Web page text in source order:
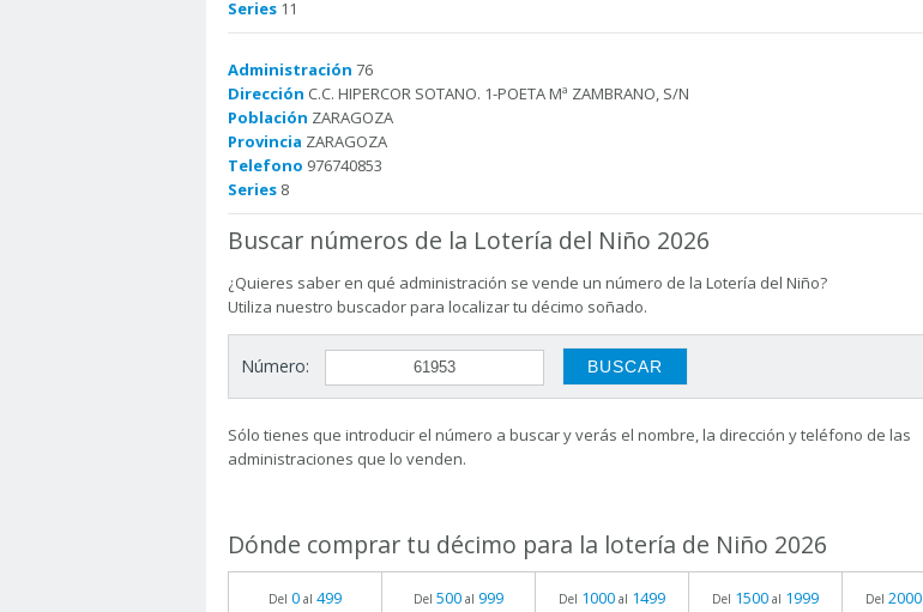
Series 11
Administración 76
Dirección C.C. HIPERCOR SOTANO. 1-POETA Mª ZAMBRANO, S/N
Población ZARAGOZA
Provincia ZARAGOZA
Telefono 976740853
Series 8
Buscar números de la Lotería del Niño 2026
¿Quieres saber en qué administración se vende un número de la Lotería del Niño?
Utiliza nuestro buscador para localizar tu décimo soñado.
Número:
Sólo tienes que introducir el número a buscar y verás el nombre, la dirección y teléfono de las
administraciones que lo venden.
Dónde comprar tu décimo para la lotería de Niño 2026
Del 0 al 499 Del 500 al 999 Del 1000 al 1499 Del 1500 al 1999 Del 2000